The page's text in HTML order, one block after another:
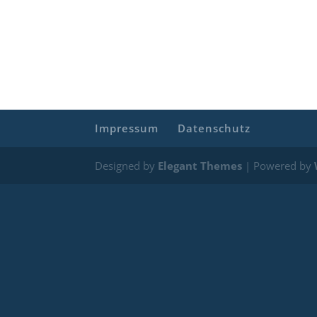
Impressum Datenschutz
Designed by Elegant Themes | Powered by